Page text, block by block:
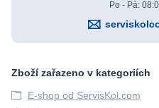
Po - Pá:
Zboží zařazeno v kategoriích
E-shop od ServisKol.com